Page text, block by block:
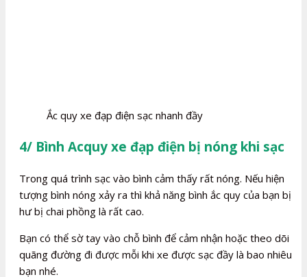
Ắc quy xe đạp điện sạc nhanh đầy
4/ Bình Acquy xe đạp điện bị nóng khi sạc
Trong quá trình sạc vào bình cảm thấy rất nóng. Nếu hiện
tượng bình nóng xảy ra thì khả năng bình ắc quy của bạn bị
hư bị chai phồng là rất cao.
Bạn có thể sờ tay vào chỗ bình để cảm nhận hoặc theo dõi
quãng đường đi được mỗi khi xe được sạc đầy là bao nhiêu
bạn nhé.